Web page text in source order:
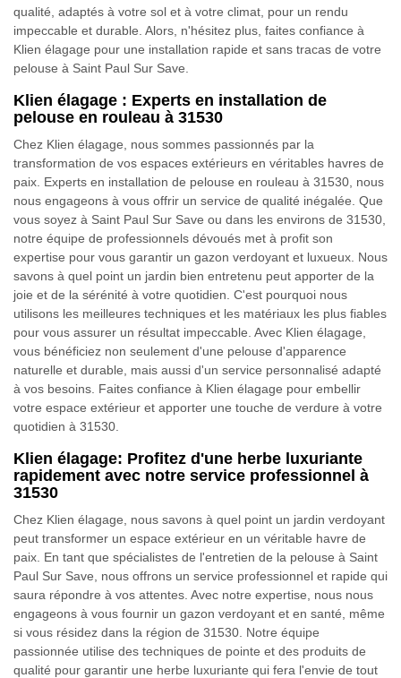
qualité, adaptés à votre sol et à votre climat, pour un rendu
impeccable et durable. Alors, n'hésitez plus, faites confiance à
Klien élagage pour une installation rapide et sans tracas de votre
pelouse à Saint Paul Sur Save.
Klien élagage : Experts en installation de
pelouse en rouleau à 31530
Chez Klien élagage, nous sommes passionnés par la
transformation de vos espaces extérieurs en véritables havres de
paix. Experts en installation de pelouse en rouleau à 31530, nous
nous engageons à vous offrir un service de qualité inégalée. Que
vous soyez à Saint Paul Sur Save ou dans les environs de 31530,
notre équipe de professionnels dévoués met à profit son
expertise pour vous garantir un gazon verdoyant et luxueux. Nous
savons à quel point un jardin bien entretenu peut apporter de la
joie et de la sérénité à votre quotidien. C'est pourquoi nous
utilisons les meilleures techniques et les matériaux les plus fiables
pour vous assurer un résultat impeccable. Avec Klien élagage,
vous bénéficiez non seulement d'une pelouse d'apparence
naturelle et durable, mais aussi d'un service personnalisé adapté
à vos besoins. Faites confiance à Klien élagage pour embellir
votre espace extérieur et apporter une touche de verdure à votre
quotidien à 31530.
Klien élagage: Profitez d'une herbe luxuriante
rapidement avec notre service professionnel à
31530
Chez Klien élagage, nous savons à quel point un jardin verdoyant
peut transformer un espace extérieur en un véritable havre de
paix. En tant que spécialistes de l'entretien de la pelouse à Saint
Paul Sur Save, nous offrons un service professionnel et rapide qui
saura répondre à vos attentes. Avec notre expertise, nous nous
engageons à vous fournir un gazon verdoyant et en santé, même
si vous résidez dans la région de 31530. Notre équipe
passionnée utilise des techniques de pointe et des produits de
qualité pour garantir une herbe luxuriante qui fera l'envie de tout